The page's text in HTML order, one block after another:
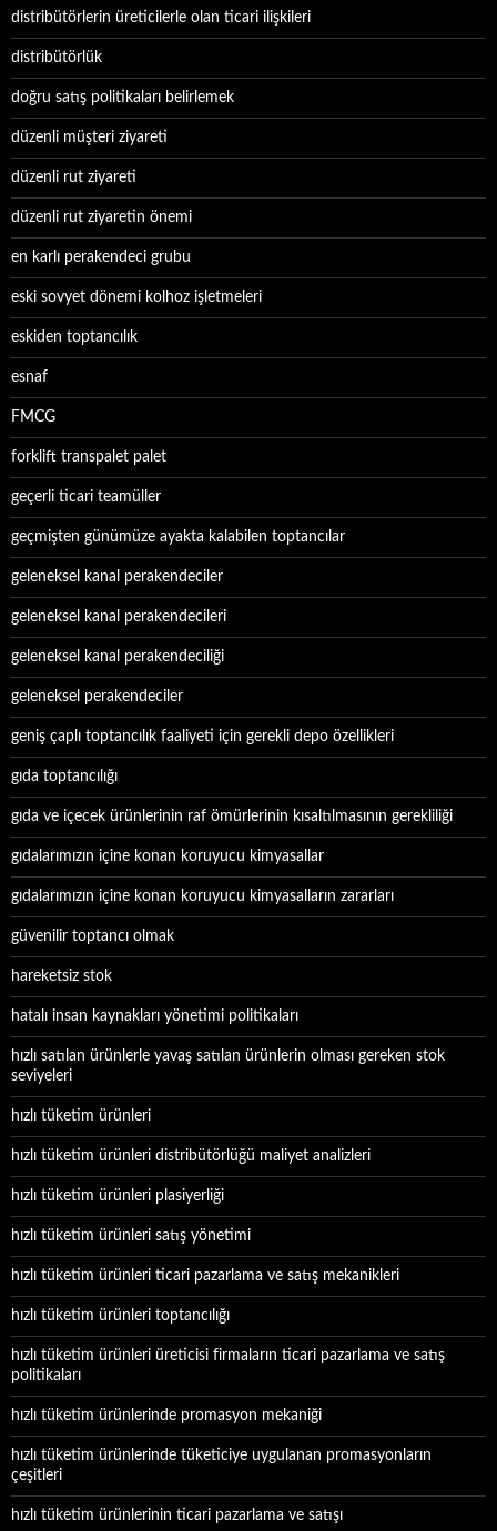
distribütörlerin üreticilerle olan ticari ilişkileri
distribütörlük
doğru satış politikaları belirlemek
düzenli müşteri ziyareti
düzenli rut ziyareti
düzenli rut ziyaretin önemi
en karlı perakendeci grubu
eski sovyet dönemi kolhoz işletmeleri
eskiden toptancılık
esnaf
FMCG
forklift transpalet palet
geçerli ticari teamüller
geçmişten günümüze ayakta kalabilen toptancılar
geleneksel kanal perakendeciler
geleneksel kanal perakendecileri
geleneksel kanal perakendeciliği
geleneksel perakendeciler
geniş çaplı toptancılık faaliyeti için gerekli depo özellikleri
gıda toptancılığı
gıda ve içecek ürünlerinin raf ömürlerinin kısaltılmasının gerekliliği
gıdalarımızın içine konan koruyucu kimyasallar
gıdalarımızın içine konan koruyucu kimyasalların zararları
güvenilir toptancı olmak
hareketsiz stok
hatalı insan kaynakları yönetimi politikaları
hızlı satılan ürünlerle yavaş satılan ürünlerin olması gereken stok
seviyeleri
hızlı tüketim ürünleri
hızlı tüketim ürünleri distribütörlüğü maliyet analizleri
hızlı tüketim ürünleri plasiyerliği
hızlı tüketim ürünleri satış yönetimi
hızlı tüketim ürünleri ticari pazarlama ve satış mekanikleri
hızlı tüketim ürünleri toptancılığı
hızlı tüketim ürünleri üreticisi firmaların ticari pazarlama ve satış
politikaları
hızlı tüketim ürünlerinde promasyon mekaniği
hızlı tüketim ürünlerinde tüketiciye uygulanan promasyonların
çeşitleri
hızlı tüketim ürünlerinin ticari pazarlama ve satışı